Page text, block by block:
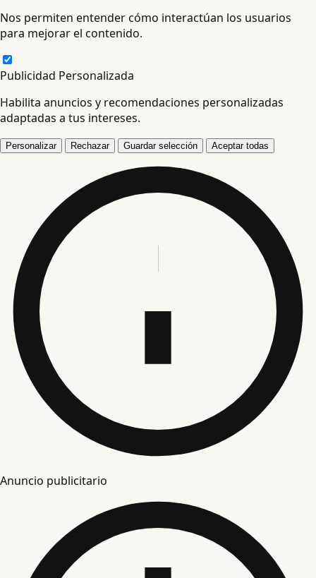
Nos permiten entender cómo interactúan los usuarios
para mejorar el contenido.
Publicidad Personalizada
Habilita anuncios y recomendaciones personalizadas
adaptadas a tus intereses.
Personalizar Rechazar Guardar selección Aceptar todas
Anuncio publicitario